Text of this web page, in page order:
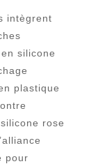
intègrent
silicone
plastique
rose
pour